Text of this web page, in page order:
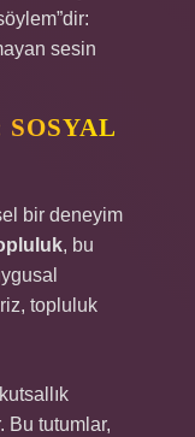
sesin
bir deneyim
, bu
topluluk
Bu tutumlar,